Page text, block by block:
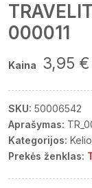
000011
Kaina 3,95 €
SKU: 50006542
Aprašymas:
Kategorijos:
Prekės ženklas: